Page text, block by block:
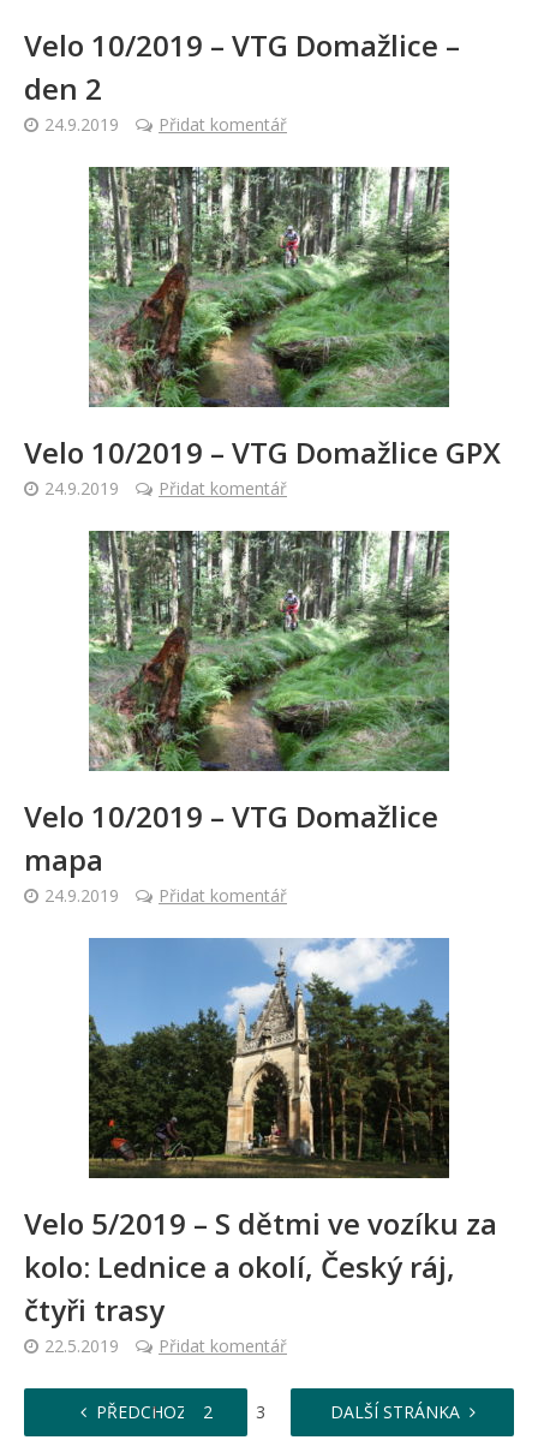
Velo 10/2019 – VTG Domažlice –
den 2
24.9.2019 Přidat komentář
Velo 10/2019 – VTG Domažlice GPX
24.9.2019 Přidat komentář
Velo 10/2019 – VTG Domažlice
mapa
24.9.2019 Přidat komentář
Velo 5/2019 – S dětmi ve vozíku za
kolo: Lednice a okolí, Český ráj,
čtyři trasy
22.5.2019 Přidat komentář
PŘEDCHOZÍ
1 2 3 … 6
DALŠÍ STRÁNKA